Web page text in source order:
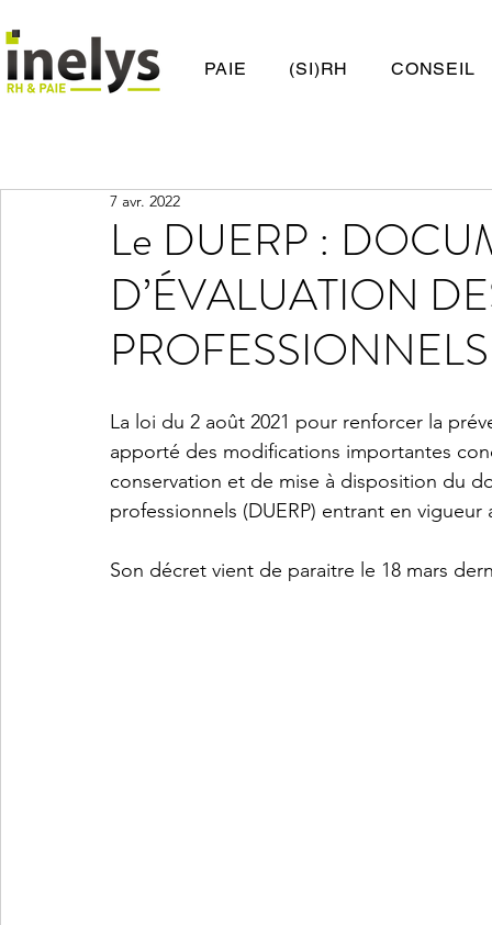
PAIE (SI)RH CONSEIL
Le DUERP :
D’ÉVALUATION
PROFESSIONNELS
7 avr. 2022
La loi du 2 août 2021 pour renforcer la
apporté des modifications importantes
conservation et de mise à disposition du
professionnels (DUERP) entrant en
Son décret vient de paraitre le 18 mars